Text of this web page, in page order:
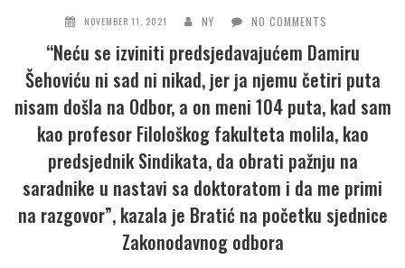
NOVEMBER 11, 2021 NY NO COMMENTS
“Neću se izviniti predsjedavajućem Damiru
Šehoviću ni sad ni nikad, jer ja njemu četiri puta
nisam došla na Odbor, a on meni 104 puta, kad sam
kao profesor Filološkog fakulteta molila, kao
predsjednik Sindikata, da obrati pažnju na
saradnike u nastavi sa doktoratom i da me primi
na razgovor”, kazala je Bratić na početku sjednice
Zakonodavnog odbora